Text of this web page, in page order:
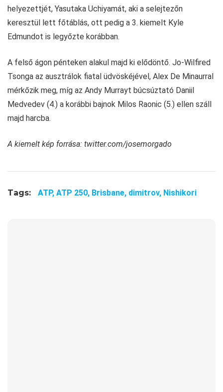
helyezettjét, Yasutaka Uchiyamát, aki a selejtezőn
keresztül lett főtáblás, ott pedig a 3. kiemelt Kyle
Edmundot is legyőzte korábban.
A felső ágon pénteken alakul majd ki elődöntő. Jo-Wilfired
Tsonga az ausztrálok fiatal üdvöskéjével, Alex De Minaurral
mérkőzik meg, míg az Andy Murrayt búcsúztató Daniil
Medvedev (4.) a korábbi bajnok Milos Raonic (5.) ellen száll
majd harcba.
A kiemelt kép forrása: twitter.com/josemorgado
Tags: ATP, ATP 250, Brisbane, dimitrov, Nishikori